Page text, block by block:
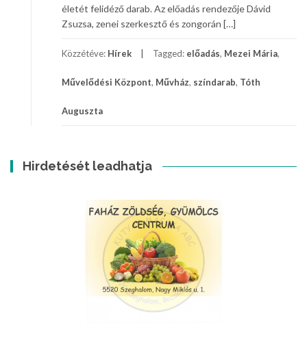
életét felidéző darab. Az előadás rendezője Dávid
Zsuzsa, zenei szerkesztő és zongorán […]
Közzétéve: Hírek Tagged: előadás, Mezei Mária,
Művelődési Központ, Művház, színdarab, Tóth
Auguszta
Hirdetését leadhatja